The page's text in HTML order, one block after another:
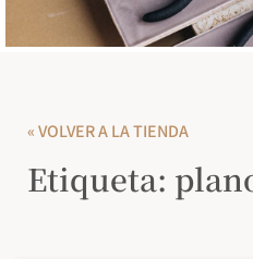
« VOLVER A LA TIENDA
Etiqueta: